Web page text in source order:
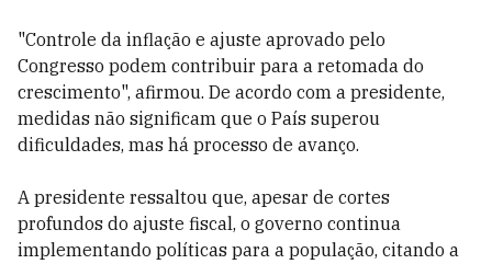
"Controle da inflação e ajuste aprovado pelo
Congresso podem contribuir para a retomada do
crescimento", afirmou. De acordo com a presidente,
medidas não significam que o País superou
dificuldades, mas há processo de avanço.
A presidente ressaltou que, apesar de cortes
profundos do ajuste fiscal, o governo continua
implementando políticas para a população, citando a